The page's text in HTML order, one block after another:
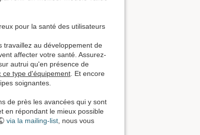
pour la santé des utilisateurs
travaillez au développement de
affecter votre santé. Assurez-
autrui qu'en présence de
ce type d'équipement . Et encore
soignantes.
de près les avancées qui y sont
en répondant le mieux possible
via la mailing-list, nous vous